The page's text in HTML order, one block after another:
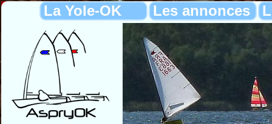
La Yole-OK Les annonces